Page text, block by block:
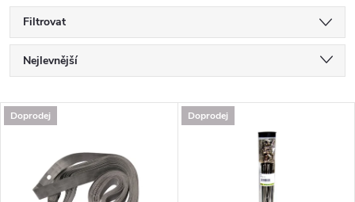
Filtrovat
Ř
a
Nejlevnější
Nejprodávanější
Abecedně
V
Doprodej Doprodej